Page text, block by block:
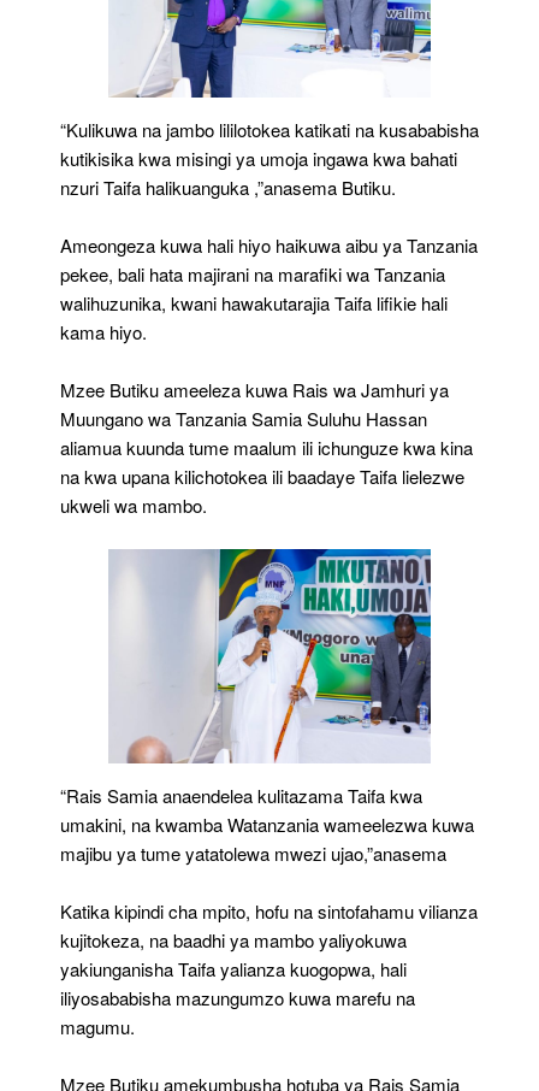
“Kulikuwa na jambo lililotokea katikati na kusababisha
kutikisika kwa misingi ya umoja ingawa kwa bahati
nzuri Taifa halikuanguka ,”anasema Butiku.
Ameongeza kuwa hali hiyo haikuwa aibu ya Tanzania
pekee, bali hata majirani na marafiki wa Tanzania
walihuzunika, kwani hawakutarajia Taifa lifikie hali
kama hiyo.
Mzee Butiku ameeleza kuwa Rais wa Jamhuri ya
Muungano wa Tanzania Samia Suluhu Hassan
aliamua kuunda tume maalum ili ichunguze kwa kina
na kwa upana kilichotokea ili baadaye Taifa lielezwe
ukweli wa mambo.
“Rais Samia anaendelea kulitazama Taifa kwa
umakini, na kwamba Watanzania wameelezwa kuwa
majibu ya tume yatatolewa mwezi ujao,”anasema
Katika kipindi cha mpito, hofu na sintofahamu vilianza
kujitokeza, na baadhi ya mambo yaliyokuwa
yakiunganisha Taifa yalianza kuogopwa, hali
iliyosababisha mazungumzo kuwa marefu na
magumu.
Mzee Butiku amekumbusha hotuba ya Rais Samia